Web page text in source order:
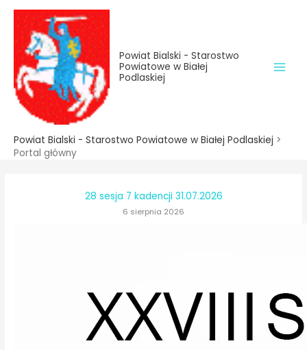
treści
Przejdź
treści
Powiat Bialski - Starostwo
Powiatowe w Białej
Podlaskiej
Powiat Bialski - Starostwo Powiatowe w Białej Podlaskiej >
Portal główny
28 sesja 7 kadencji 31.07.2026
6 sierpnia 2026